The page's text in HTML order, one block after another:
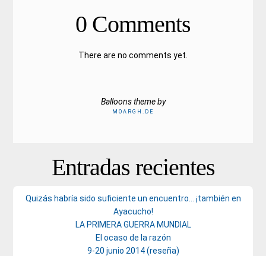
0 Comments
There are no comments yet.
Balloons theme by
MOARGH.DE
Entradas recientes
Quizás habría sido suficiente un encuentro… ¡también en
Ayacucho!
LA PRIMERA GUERRA MUNDIAL
El ocaso de la razón
9-20 junio 2014 (reseña)